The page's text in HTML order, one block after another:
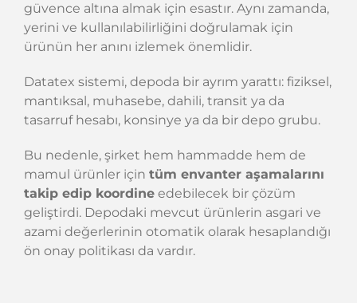
güvence altına almak için esastır. Aynı zamanda,
yerini ve kullanılabilirliğini doğrulamak için
ürünün her anını izlemek önemlidir.
Datatex sistemi, depoda bir ayrım yarattı: fiziksel,
mantıksal, muhasebe, dahili, transit ya da
tasarruf hesabı, konsinye ya da bir depo grubu.
Bu nedenle, şirket hem hammadde hem de
mamul ürünler için tüm envanter aşamalarını
takip edip koordine edebilecek bir çözüm
geliştirdi. Depodaki mevcut ürünlerin asgari ve
azami değerlerinin otomatik olarak hesaplandığı
ön onay politikası da vardır.